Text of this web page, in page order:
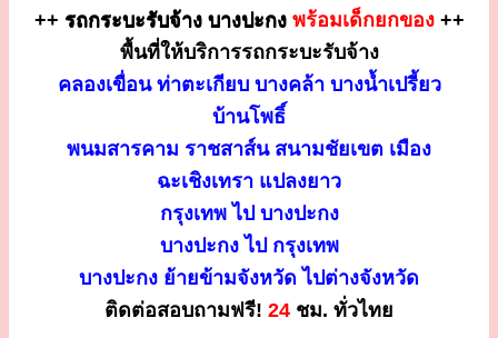
++ รถกระบะรับจ้าง บางปะกง พร้อมเด็กยกของ++
พื้นที่ให้บริการรถกระบะรับจ้าง
คลองเขื่อน ท่าตะเกียบ บางคล้า บางน้ำเปรี้ยว
บ้านโพธิ์
พนมสารคาม ราชสาส์น สนามชัยเขต เมือง
ฉะเชิงเทรา แปลงยาว
กรุงเทพ ไป บางปะกง
บางปะกง ไป กรุงเทพ
บางปะกง ย้ายข้ามจังหวัด ไปต่างจังหวัด
ติดต่อสอบถามฟรี! 24 ชม. ทั่วไทย